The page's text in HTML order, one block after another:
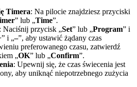
Timera: Na pilocie znajdziesz przyciski
” lub „Time”.
: Naciśnij przycisk „Set” lub „Program” i
” i „–”, aby ustawić żądany czas
preferowanego czasu, zatwierdź
„OK” lub „Confirm”.
: Upewnij się, że czas świecenia jest
aby uniknąć niepotrzebnego zużycia